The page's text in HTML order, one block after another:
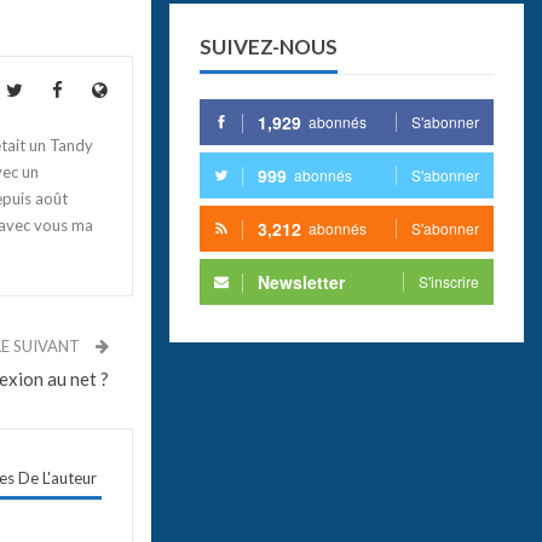
un Tandy
un
août
vous ma
SUIVANT
au net ?
De L'auteur
SUIVEZ-NOUS
1,929 abonnés S'abonner
999 abonnés S'abonner
3,212 abonnés S'abonner
Newsletter S'inscrire